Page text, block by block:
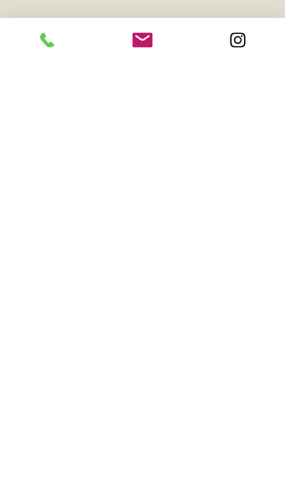
Samen met de juf en meester wordt
er hard gewerkt. Natuurlijk is er zo